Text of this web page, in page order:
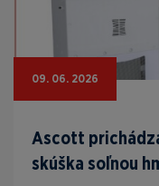
09. 06. 2026
Ascott
skúška soľnou